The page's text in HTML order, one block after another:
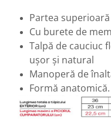
Partea
Cu burete de
Talpă de cauciuc
uşor şi natural
Manoperă de
Formă anatomică.